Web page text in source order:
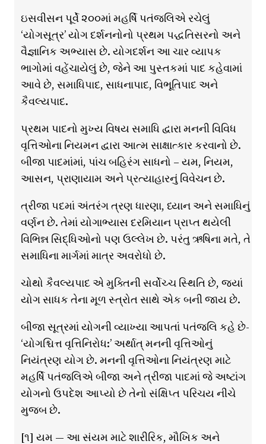
ઇસવીસન પૂર્વે ૨૦૦માં મહર્ષિ પતંજલિએ રચેલું
‘યોગસૂત્ર’ યોગ દર્શનનોનો પ્રથમ પદ્ધતિસરનો અને
વૈજ્ઞાનિક અભ્યાસ છે. યોગદર્શન આ ચાર વ્યાપક
ભાગોમાં વહેંચાયેલું છે, જેને આ પુસ્તકમાં પાદ કહેવામાં
આવે છે, સમાધિપાદ, સાધનાપાદ, વિભૂતિપાદ અને
કૈવલ્યપાદ.
પ્રથમ પાદનો મુખ્ય વિષય સમાધિ દ્વારા મનની વિવિધ
વૃત્તિઓના નિયમન દ્વારા આત્મ સાક્ષાત્કાર કરવાનો છે.
બીજા પાદમાંમાં, પાંચ બહિરંગ સાધનો – યમ, નિયમ,
આસન, પ્રાણાયામ અને પ્રત્યાહારનું વિવેચન છે.
ત્રીજા પદમાં અંતરંગ ત્રણ ધારણા, ધ્યાન અને સમાધિનું
વર્ણન છે. તેમાં યોગાભ્યાસ દરમિયાન પ્રાપ્ત થયેલી
વિભિન્ન સિદ્ધિઓનો પણ ઉલ્લેખ છે. પરંતુ ઋષિના મતે, તે
સમાધિના માર્ગમાં માત્ર અવરોધો છે.
ચોથો કૈવલ્યપાદ એ મુક્તિની સર્વોચ્ચ સ્થિતિ છે, જ્યાં
યોગ સાધક તેના મૂળ સ્ત્રોત સાથે એક બની જાય છે.
બીજા સૂત્રમાં યોગની વ્યાખ્યા આપતાં પતંજલિ કહે છે-
‘યોગશ્ચિત્ત વૃત્તિનિરોધ:’ અર્થાત્ મનની વૃત્તિઓનું
નિયંત્રણ યોગ છે. મનની વૃત્તિઓના નિયંત્રણ માટે
મહર્ષિ પતંજલિએ બીજા અને ત્રીજા પાદમાં જે અષ્ટાંગ
યોગનો ઉપદેશ આપ્યો છે તેનો સંક્ષિપ્ત પરિચય નીચે
મુજબ છે.
[૧] યમ — આ સંયમ માટે શારીરિક, મૌખિક અને